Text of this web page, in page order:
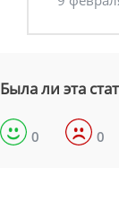
Была ли эта
0 0